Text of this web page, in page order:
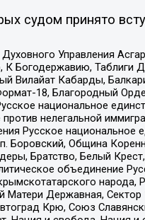
судом принято
Управления
Богодержавию, Таблиги
Вилайат Кабарды,
18, Благородный
национальное
нелегальной
Русское национальное
Боровский, Община
Братство, Белый
объединение
народа,
Державная,
Крю, Союз